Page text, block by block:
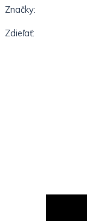
Značky:
Zdieľať: